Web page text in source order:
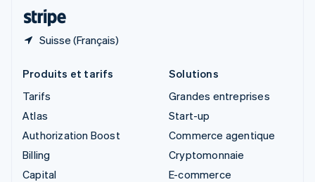
Suisse (Français)
Produits et tarifs
Tarifs
Atlas
Authorization Boost
Billing
Capital
Solutions
Grandes entreprises
Start-up
Commerce agentique
Cryptomonnaie
E-commerce